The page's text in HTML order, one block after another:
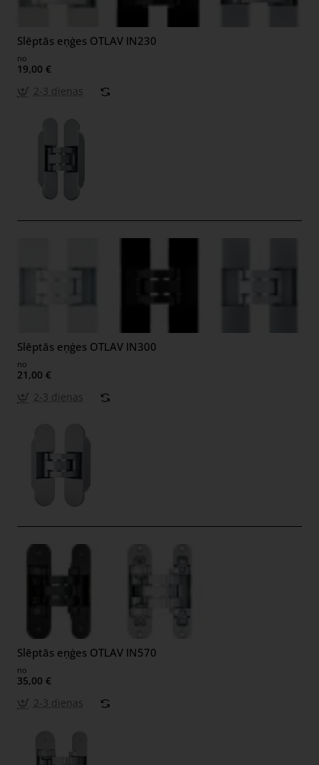
Slēptās eņģes OTLAV IN230
no
19,00 €
2-3 dienas
Slēptās eņģes OTLAV IN300
no
21,00 €
2-3 dienas
Slēptās eņģes OTLAV IN570
no
35,00 €
2-3 dienas